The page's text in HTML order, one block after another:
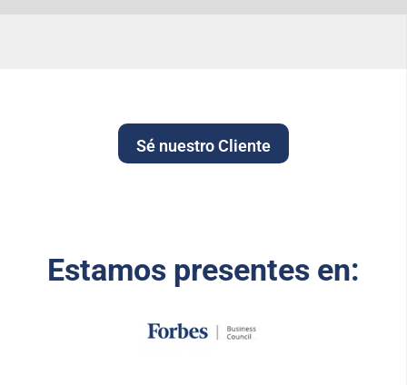
Sé nuestro Cliente
Estamos presentes en: